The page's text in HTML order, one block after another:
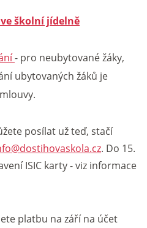
školní jídelně
- pro neubytované žáky,
ubytovaných žáků je
posílat už teď, stačí
. Do 15.
ISIC karty - viz informace
platbu na září na účet